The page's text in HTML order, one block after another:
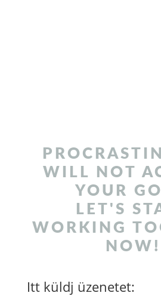
WILL NOT
YOUR
LET'S
WORKING
NOW!
Itt küldj üzenetet: